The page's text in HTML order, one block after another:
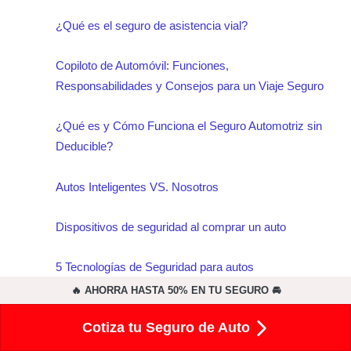
¿Qué es el seguro de asistencia vial?
Copiloto de Automóvil: Funciones,
Responsabilidades y Consejos para un Viaje Seguro
¿Qué es y Cómo Funciona el Seguro Automotriz sin
Deducible?
Autos Inteligentes VS. Nosotros
Dispositivos de seguridad al comprar un auto
5 Tecnologías de Seguridad para autos
Seguridad Informática en tu Seguro de Auto
Importancia del uso del cinturón de seguridad
🔥 AHORRA HASTA 50% EN TU SEGURO 🚘
Cotiza tu Seguro de Auto